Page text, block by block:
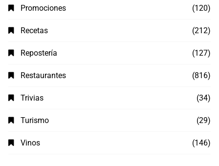
Promociones (120)
Recetas (212)
Repostería (127)
Restaurantes (816)
Trivias (34)
Turismo (29)
Vinos (146)